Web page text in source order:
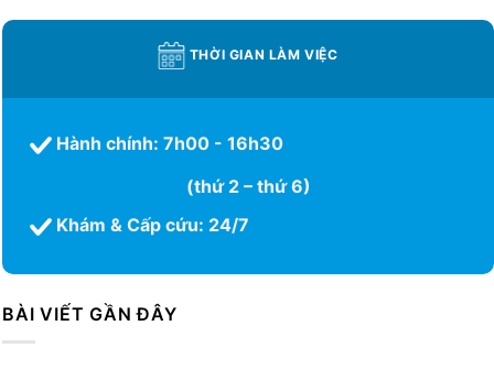
THỜI GIAN LÀM VIỆC
Hành chính: 7h00 - 16h30
(thứ 2 – thứ 6)
Khám & Cấp cứu: 24/7
BÀI VIẾT GẦN ĐÂY